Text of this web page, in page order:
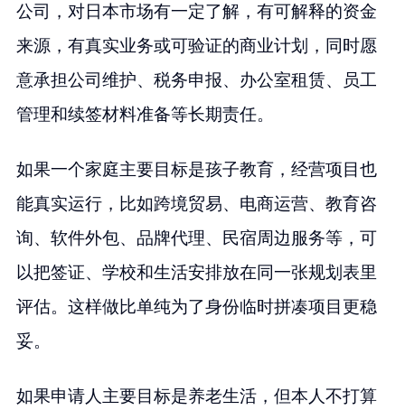
公司，对日本市场有一定了解，有可解释的资金
来源，有真实业务或可验证的商业计划，同时愿
意承担公司维护、税务申报、办公室租赁、员工
管理和续签材料准备等长期责任。
如果一个家庭主要目标是孩子教育，经营项目也
能真实运行，比如跨境贸易、电商运营、教育咨
询、软件外包、品牌代理、民宿周边服务等，可
以把签证、学校和生活安排放在同一张规划表里
评估。这样做比单纯为了身份临时拼凑项目更稳
妥。
如果申请人主要目标是养老生活，但本人不打算